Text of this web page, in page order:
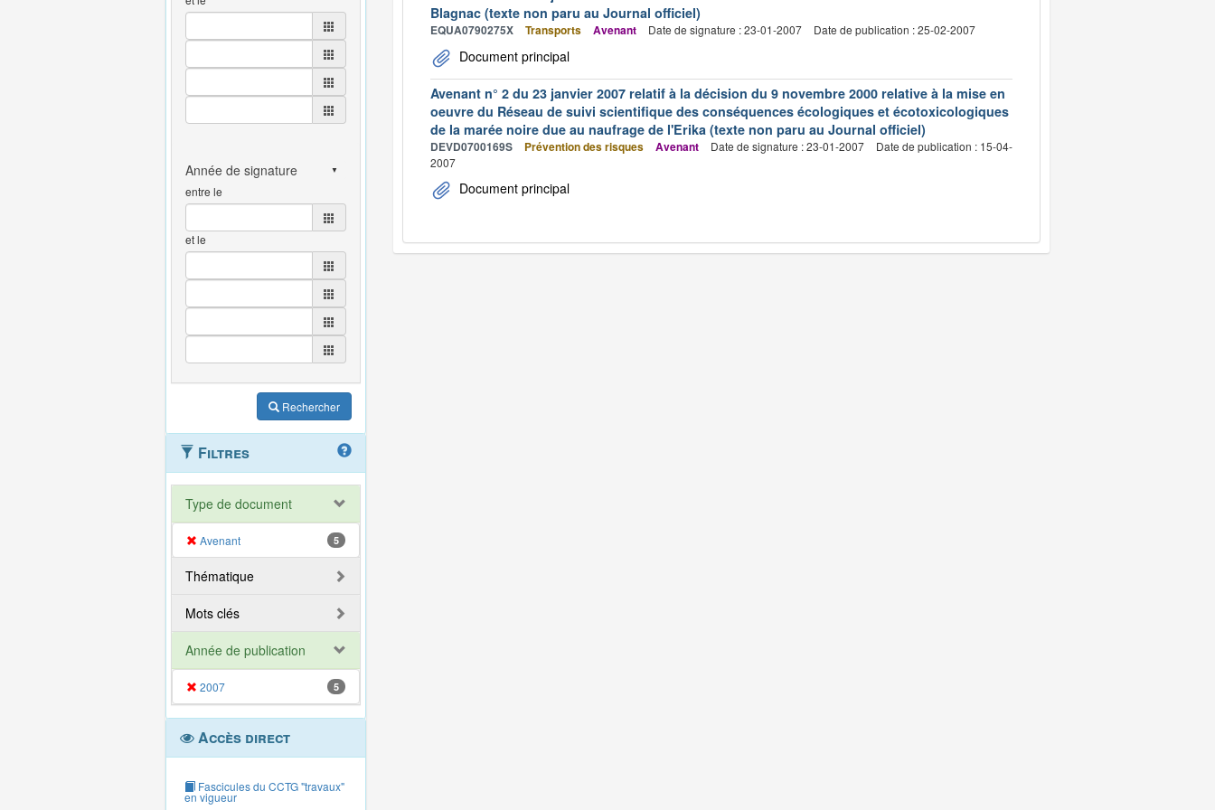
entre le
et le
Rechercher
Filtres
Type de document
Avenant 5
Thématique
Mots clés
Année de publication
2007 5
Accès direct
Fascicules du CCTG "travaux"
en vigueur
Blagnac (texte non paru au Journal officiel)
EQUA0790275X Transports Avenant Date de signature : 23-01-2007 Date de publication : 25-02-2007
Document principal
Avenant n° 2 du 23 janvier 2007 relatif à la décision du 9 novembre 2000 relative à la mise en
oeuvre du Réseau de suivi scientifique des conséquences écologiques et écotoxicologiques
de la marée noire due au naufrage de l'Erika (texte non paru au Journal officiel)
DEVD0700169S Prévention des risques Avenant Date de signature : 23-01-2007
Date de publication : 15-04-
2007
Document principal